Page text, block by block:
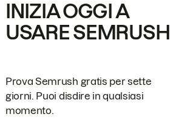
INIZIA OGGI A
USARE SEMRUSH
Prova Semrush gratis per sette
giorni. Puoi disdire in qualsiasi
momento.